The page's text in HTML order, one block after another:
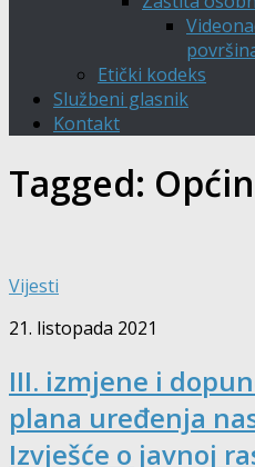
Etički kodeks
Službeni glasnik
Kontakt
Tagged:
Vijesti
21. listopada 2021
III. izmjene i
plana uređenja
Izvješće o javnoj